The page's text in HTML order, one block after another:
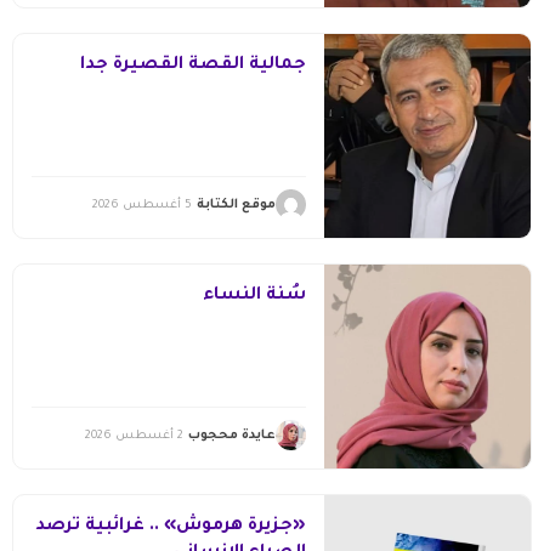
جمالية القصة القصيرة جدا
موقع الكتابة 5 أغسطس 2026
سُنّة النساء
عايدة محجوب 2 أغسطس 2026
«جزيرة هرموش» .. غرائبية ترصد